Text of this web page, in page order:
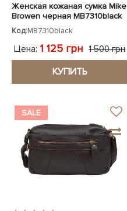
Женская кожаная сумка Mike
Browen черная MB7310black
Код:MB7310black
Цена: 1 125 грн 1 500 грн
КУПИТЬ
SALE